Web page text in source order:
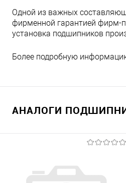
Одной из важных
фирменной гарантией фирм-
установка подшипников
Более подробную
АНАЛОГИ